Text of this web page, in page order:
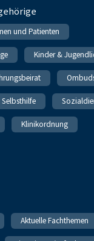
und Patienten
Kinder &
Selbsthilfe
Klinikordnung
Aktuelle Fachthemen